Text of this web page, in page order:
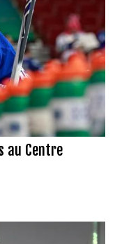
au Centre